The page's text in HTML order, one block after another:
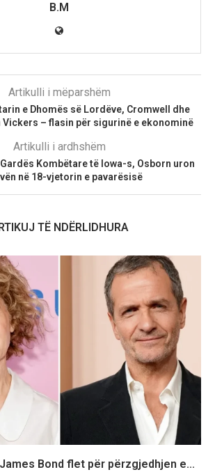
B.M
Artikulli i mëparshëm
e Dhomës së Lordëve, Cromwell dhe
– flasin për sigurinë e ekonominë
Artikulli i ardhshëm
Kombëtare të Iowa-s, Osborn uron
në 18-vjetorin e pavarësisë
TË NDËRLIDHURA
Bond flet për përzgjedhjen e...